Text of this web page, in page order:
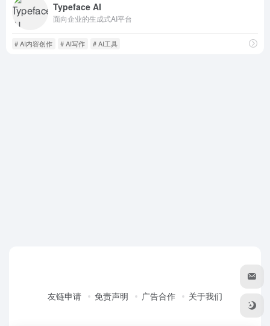
Typeface AI
面向企业的生成式AI平台
# AI内容创作 # AI写作 # AI工具
友链申请 免责声明 广告合作 关于我们